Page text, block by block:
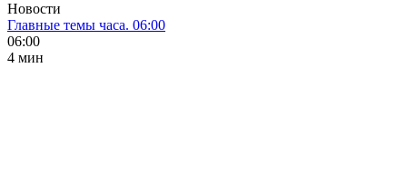
Новости
Главные темы часа. 06:00
06:00
4 мин